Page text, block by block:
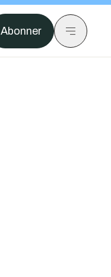
Abonner